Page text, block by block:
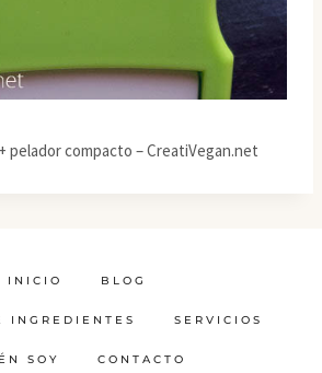
pelador compacto – CreatiVegan.net
INICIO BLOG
INGREDIENTES SERVICIOS
SOY CONTACTO